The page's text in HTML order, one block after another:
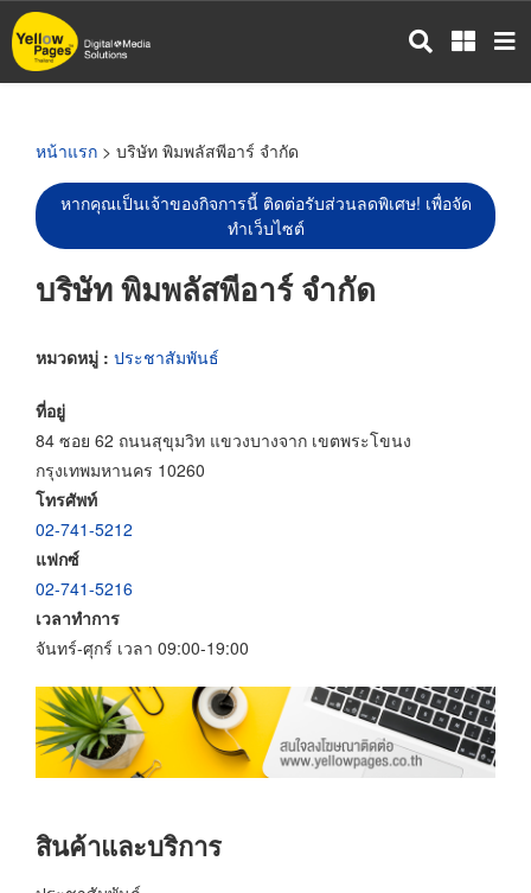
ข้าม
ไป
หน้าแรก > บริษัท พิมพลัสพีอาร์ จำกัด
หากคุณเป็นเจ้าของกิจการนี้ ติดต่อรับส่วนลดพิเศษ! เพื่อจัด
ทำเว็บไซต์
บริษัท พิมพลัสพีอาร์ จำกัด
หมวดหมู่ : ประชาสัมพันธ์
ที่อยู่
84 ซอย 62 ถนนสุขุมวิท แขวงบางจาก เขตพระโขนง
กรุงเทพมหานคร 10260
โทรศัพท์
02-741-5212
แฟกซ์
02-741-5216
เวลาทำการ
จันทร์-ศุกร์ เวลา 09:00-19:00
สินค้าและบริการ